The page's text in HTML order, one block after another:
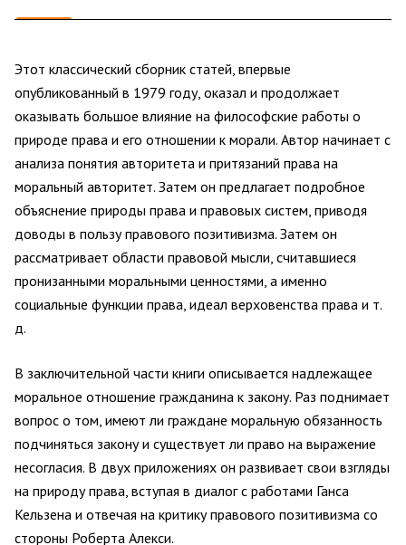
Этот классический сборник статей, впервые
опубликованный в 1979 году, оказал и продолжает
оказывать большое влияние на философские работы о
природе права и его отношении к морали. Автор начинает с
анализа понятия авторитета и притязаний права на
моральный авторитет. Затем он предлагает подробное
объяснение природы права и правовых систем, приводя
доводы в пользу правового позитивизма. Затем он
рассматривает области правовой мысли, считавшиеся
пронизанными моральными ценностями, а именно
социальные функции права, идеал верховенства права и т.
д.
В заключительной части книги описывается надлежащее
моральное отношение гражданина к закону. Раз поднимает
вопрос о том, имеют ли граждане моральную обязанность
подчиняться закону и существует ли право на выражение
несогласия. В двух приложениях он развивает свои взгляды
на природу права, вступая в диалог с работами Ганса
Кельзена и отвечая на критику правового позитивизма со
стороны Роберта Алекси.